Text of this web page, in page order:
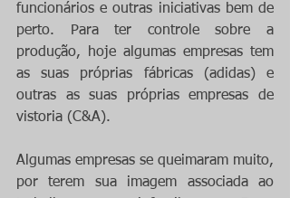
funcionários e outras iniciativas bem de
perto. Para ter controle sobre a
produção, hoje algumas empresas tem
as suas próprias fábricas (adidas) e
outras as suas próprias empresas de
vistoria (C&A).
Algumas empresas se queimaram muito,
por terem sua imagem associada ao